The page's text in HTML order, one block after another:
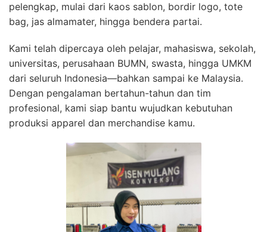
pelengkap, mulai dari kaos sablon, bordir logo, tote
bag, jas almamater, hingga bendera partai.
Kami telah dipercaya oleh pelajar, mahasiswa, sekolah,
universitas, perusahaan BUMN, swasta, hingga UMKM
dari seluruh Indonesia—bahkan sampai ke Malaysia.
Dengan pengalaman bertahun-tahun dan tim
profesional, kami siap bantu wujudkan kebutuhan
produksi apparel dan merchandise kamu.